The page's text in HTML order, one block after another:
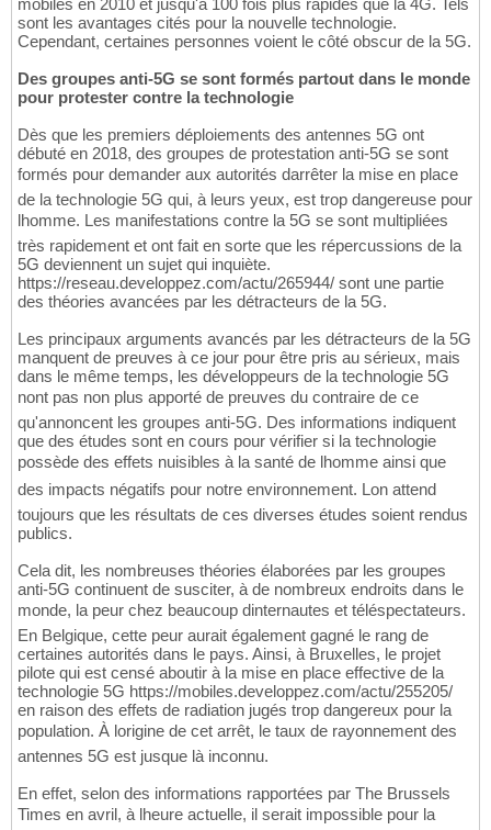
mobiles en 2010 et jusqu'à 100 fois plus rapides que la 4G. Tels
sont les avantages cités pour la nouvelle technologie.
Cependant, certaines personnes voient le côté obscur de la 5G.
Des groupes anti-5G se sont formés partout dans le monde
pour protester contre la technologie
Dès que les premiers déploiements des antennes 5G ont
débuté en 2018, des groupes de protestation anti-5G se sont
formés pour demander aux autorités darrêter la mise en place
de la technologie 5G qui, à leurs yeux, est trop dangereuse pour
lhomme. Les manifestations contre la 5G se sont multipliées
très rapidement et ont fait en sorte que les répercussions de la
5G deviennent un sujet qui inquiète.
https://reseau.developpez.com/actu/265944/ sont une partie
des théories avancées par les détracteurs de la 5G.
Les principaux arguments avancés par les détracteurs de la 5G
manquent de preuves à ce jour pour être pris au sérieux, mais
dans le même temps, les développeurs de la technologie 5G
nont pas non plus apporté de preuves du contraire de ce
qu'annoncent les groupes anti-5G. Des informations indiquent
que des études sont en cours pour vérifier si la technologie
possède des effets nuisibles à la santé de lhomme ainsi que
des impacts négatifs pour notre environnement. Lon attend
toujours que les résultats de ces diverses études soient rendus
publics.
Cela dit, les nombreuses théories élaborées par les groupes
anti-5G continuent de susciter, à de nombreux endroits dans le
monde, la peur chez beaucoup dinternautes et téléspectateurs.
En Belgique, cette peur aurait également gagné le rang de
certaines autorités dans le pays. Ainsi, à Bruxelles, le projet
pilote qui est censé aboutir à la mise en place effective de la
technologie 5G https://mobiles.developpez.com/actu/255205/
en raison des effets de radiation jugés trop dangereux pour la
population. À lorigine de cet arrêt, le taux de rayonnement des
antennes 5G est jusque là inconnu.
En effet, selon des informations rapportées par The Brussels
Times en avril, à lheure actuelle, il serait impossible pour la